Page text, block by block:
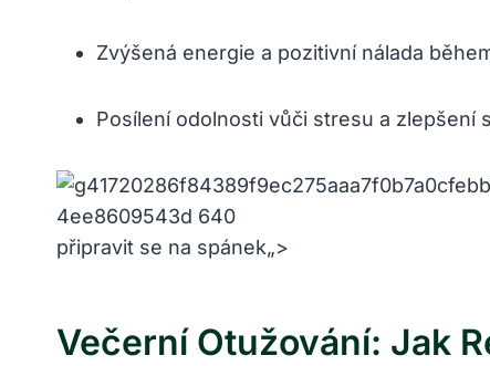
Zvýšená energie a pozitivní nálada
Posílení odolnosti vůči stresu a zlepšení
připravit se na spánek„>
Večerní Otužování: Jak